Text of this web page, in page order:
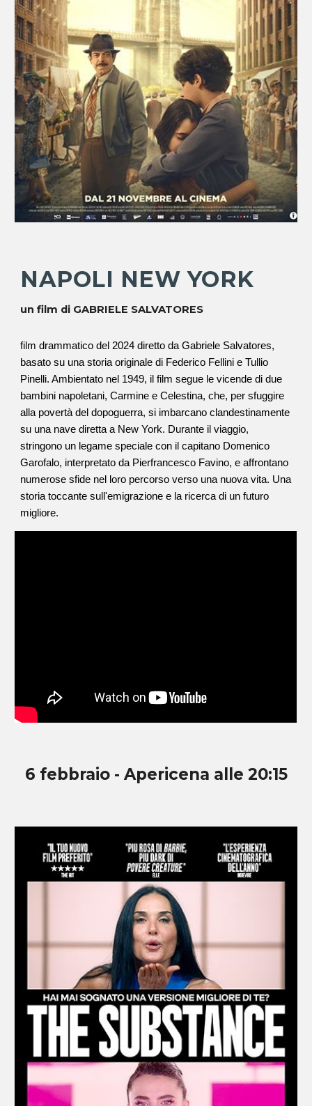
NAPOLI NEW YORK
un film di GABRIELE SALVATORES
film drammatico del 2024 diretto da Gabriele Salvatores,
basato su una storia originale di Federico Fellini e Tullio
Pinelli. Ambientato nel 1949, il film segue le vicende di due
bambini napoletani, Carmine e Celestina, che, per sfuggire
alla povertà del dopoguerra, si imbarcano clandestinamente
su una nave diretta a New York. Durante il viaggio,
stringono un legame speciale con il capitano Domenico
Garofalo, interpretato da Pierfrancesco Favino, e affrontano
numerose sfide nel loro percorso verso una nuova vita. Una
storia toccante sull'emigrazione e la ricerca di un futuro
migliore.
6 febbraio - Apericena alle 20:15